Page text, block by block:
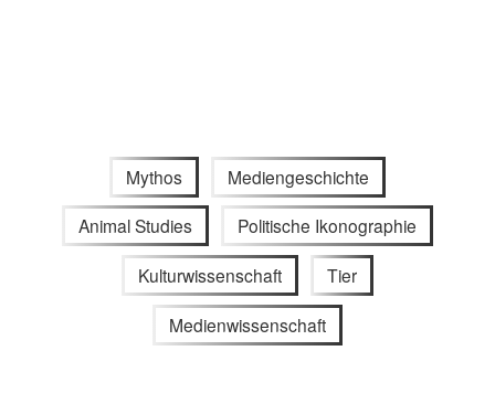
Mythos Mediengeschichte
Animal Studies Politische Ikonographie
Kulturwissenschaft Tier
Medienwissenschaft